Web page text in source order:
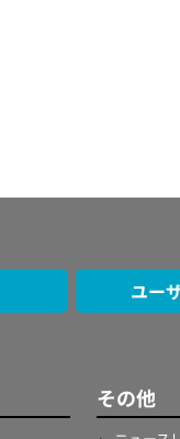
ユー
その他